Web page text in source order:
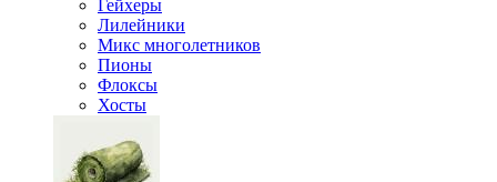
Гейхеры
Лилейники
Микс многолетников
Пионы
Флоксы
Хосты